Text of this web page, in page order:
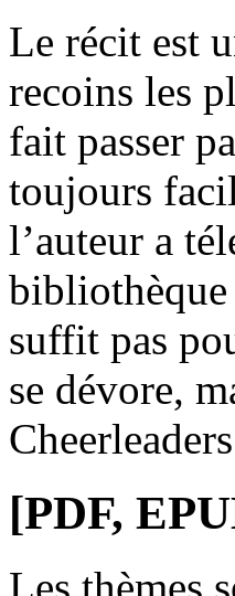
Le récit est
recoins les
fait passer
toujours
l’auteur a
bibliothèque
suffit pas
se dévore,
[PDF,